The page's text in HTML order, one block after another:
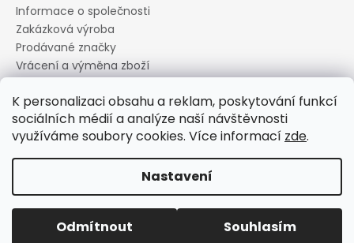
K personalizaci obsahu a reklam, poskytování funkcí
sociálních médií a analýze naší návštěvnosti
využíváme soubory cookies. Více informací zde.
Nastavení
Odmítnout Souhlasím
Informace o společnosti
Zakázková výroba
Prodávané značky
Vrácení a výměna zboží
Informace o souborech cookies
Reklamační řád
Obchodní podmínky
Copyright 2026Canard s.r.o.. Všechna práva vyhrazena.
Upravit nastavení cookies